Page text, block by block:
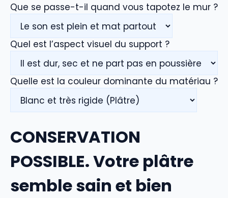
Que se passe-t-il quand vous tapotez le mur ?
Quel est l’aspect visuel du support ?
Quelle est la couleur dominante du matériau ?
CONSERVATION
POSSIBLE. Votre plâtre
semble sain et bien